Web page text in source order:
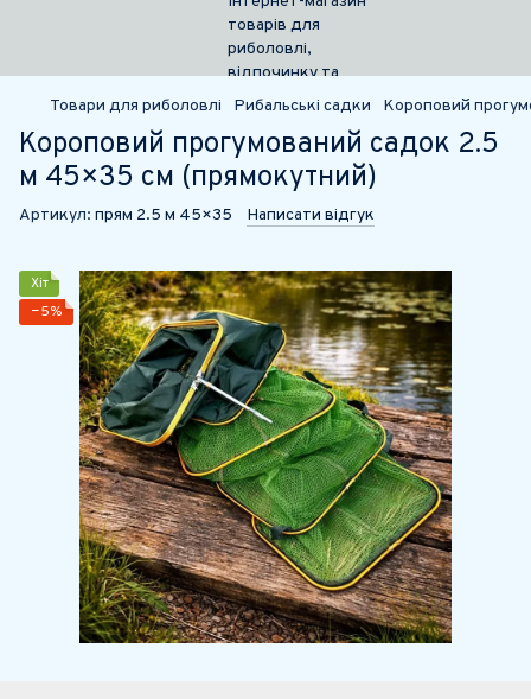
Товари для риболовлі Рибальські садки Короповий
Короповий прогумований садок 2.5
м 45×35 см (прямокутний)
Артикул: прям 2.5 м 45×35 Написати відгук
Хіт
−5%